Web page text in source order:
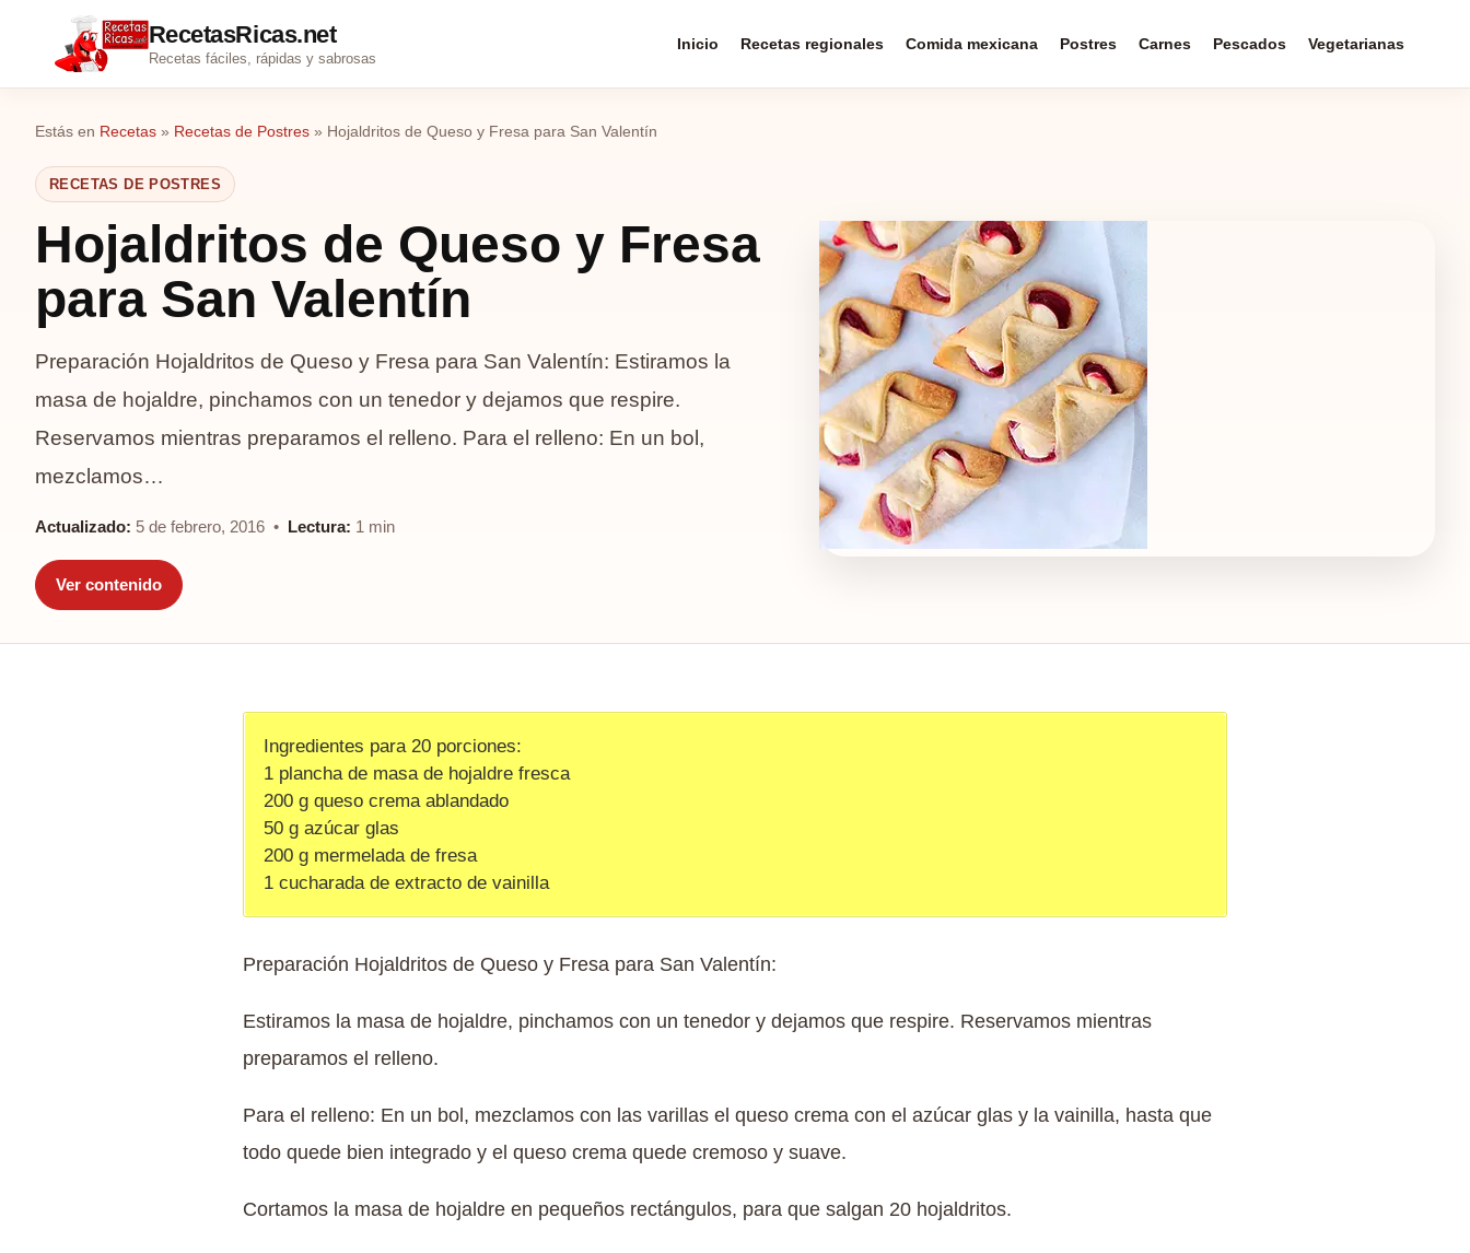
RecetasRicas.net
Recetas fáciles, rápidas y sabrosas
Inicio Recetas regionales Comida mexicana Postres Carnes Pescados Vegetarianas
Estás en Recetas » Recetas de Postres » Hojaldritos de Queso y Fresa para San Valentín
RECETAS DE POSTRES
Hojaldritos de Queso y Fresa
para San Valentín
Preparación Hojaldritos de Queso y Fresa para San Valentín: Estiramos la
masa de hojaldre, pinchamos con un tenedor y dejamos que respire.
Reservamos mientras preparamos el relleno. Para el relleno: En un bol,
mezclamos…
Actualizado: 5 de febrero, 2016 • Lectura: 1 min
Ver contenido
Ingredientes para 20 porciones:
1 plancha de masa de hojaldre fresca
200 g queso crema ablandado
50 g azúcar glas
200 g mermelada de fresa
1 cucharada de extracto de vainilla
Preparación Hojaldritos de Queso y Fresa para San Valentín:
Estiramos la masa de hojaldre, pinchamos con un tenedor y dejamos que respire. Reservamos mientras
preparamos el relleno.
Para el relleno: En un bol, mezclamos con las varillas el queso crema con el azúcar glas y la vainilla, hasta que
todo quede bien integrado y el queso crema quede cremoso y suave.
Cortamos la masa de hojaldre en pequeños rectángulos, para que salgan 20 hojaldritos.